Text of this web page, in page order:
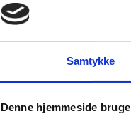
Samtykke
Denne hjemmeside